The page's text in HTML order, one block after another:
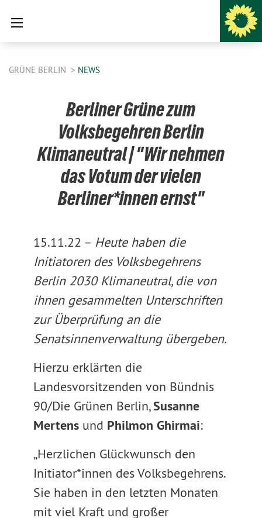
GRÜNE BERLIN NEWS
Berliner Grüne zum
Volksbegehren Berlin
Klimaneutral | "Wir nehmen
das Votum der vielen
Berliner*innen ernst"
15.11.22 – Heute haben die
Initiatoren des Volksbegehrens
Berlin 2030 Klimaneutral, die von
ihnen gesammelten Unterschriften
zur Überprüfung an die
Senatsinnenverwaltung übergeben.
Hierzu erklärten die
Landesvorsitzenden von Bündnis
90/Die Grünen Berlin,Susanne
Mertensund Philmon Ghirmai:
„Herzlichen Glückwunsch den
Initiator*innen des Volksbegehrens.
Sie haben in den letzten Monaten
mit viel Kraft und großer